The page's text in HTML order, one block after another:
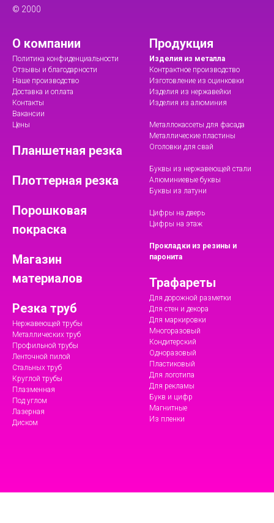
© 2000
О компании
Политика конфиденциальности
Отзывы и благодарности
Наше производство
Доставка и оплата
Контакты
Вакансии
Цены
Планшетная резка
Плоттерная резка
Порошковая
покраска
Магазин
материалов
Резка труб
Нержавеющей трубы
Металлических труб
Профильной трубы
Ленточной пилой
Стальных труб
Круглой трубы
Плазменная
Под углом
Лазерная
Диском
Продукция
Изделия из металла
Контрактное производство
Изготовление из оцинковки
Изделия из нержавейки
Изделия из алюминия
Металлокассеты для фасада
Металлические пластины
Оголовки для свай
Буквы из нержавеющей стали
Алюминиевые буквы
Буквы из латуни
Цифры на дверь
Цифры на этаж
Прокладки из резины и
паронита
Трафареты
Для дорожной разметки
Для стен и декора
Для маркировки
Многоразовый
Кондитерский
Одноразовый
Пластиковый
Для логотипа
Для рекламы
Букв и цифр
Магнитные
Из пленки